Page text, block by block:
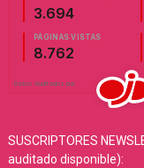
SUSCRIPTORES
auditado disponible):